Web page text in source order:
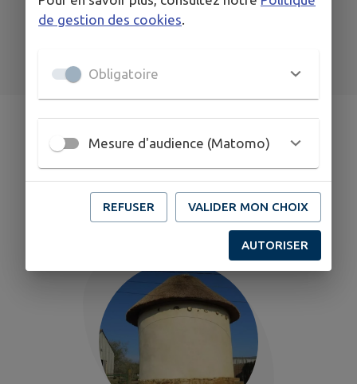
DÉCOUVRIRAIGNÉ
de gestion des cookies
Obligatoire
Mesure d'audience (Matomo)
REFUSER VALIDER MON CHOIX
AUTORISER